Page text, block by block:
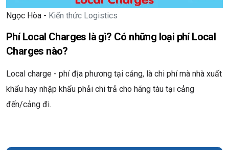
Ngọc Hòa - Kiến thức Logistics
Phí Local Charges là gì? Có những loại phí Local
Charges nào?
Local charge - phí địa phương tại cảng, là chi phí mà nhà xuất
khẩu hay nhập khẩu phải chi trả cho hãng tàu tại cảng
đến/cảng đi.